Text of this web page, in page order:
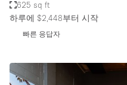
625 sq ft
하루에 $2,448부터 시작
빠른 응답자